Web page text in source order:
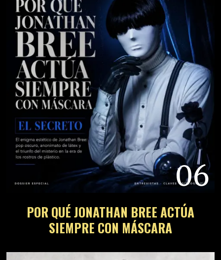
06
POR QUÉ JONATHAN BREE ACTÚA
SIEMPRE CON MÁSCARA